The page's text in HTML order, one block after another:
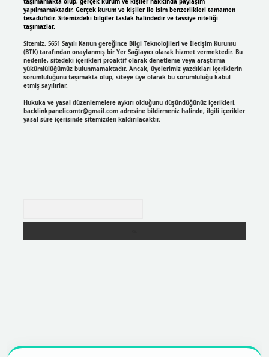
taşımamakta olup, gerçek kurum ve kişiler hakkında paylaşım
yapılmamaktadır. Gerçek kurum ve kişiler ile isim benzerlikleri tamamen
tesadüfidir. Sitemizdeki bilgiler taslak halindedir ve tavsiye niteliği
taşımazlar.
Sitemiz, 5651 Sayılı Kanun gereğince Bilgi Teknolojileri ve İletişim Kurumu
(BTK) tarafından onaylanmış bir Yer Sağlayıcı olarak hizmet vermektedir. Bu
nedenle, sitedeki içerikleri proaktif olarak denetleme veya araştırma
yükümlülüğümüz bulunmamaktadır. Ancak, üyelerimiz yazdıkları içeriklerin
sorumluluğunu taşımakta olup, siteye üye olarak bu sorumluluğu kabul
etmiş sayılırlar.
Hukuka ve yasal düzenlemelere aykırı olduğunu düşündüğünüz içerikleri,
backlinkpanelicomtr@gmail.comadresine bildirmeniz halinde, ilgili içerikler
yasal süre içerisinde sitemizden kaldırılacaktır.